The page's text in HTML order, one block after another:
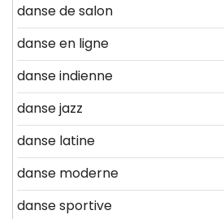
danse de salon
danse en ligne
danse indienne
danse jazz
danse latine
danse moderne
danse sportive